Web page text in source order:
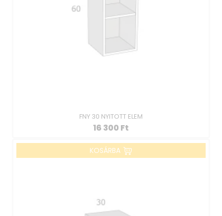
FNY 30 NYITOTT ELEM
16 300 Ft
KOSÁRBA